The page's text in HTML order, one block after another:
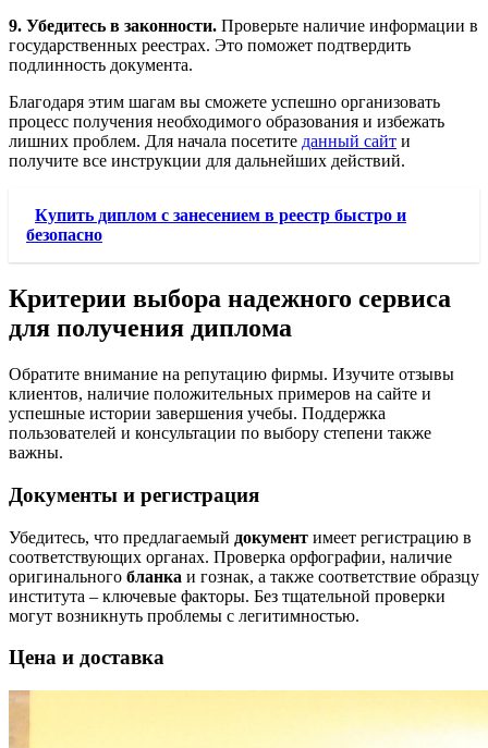
9. Убедитесь в законности. Проверьте наличие информации в
государственных реестрах. Это поможет подтвердить
подлинность документа.
Благодаря этим шагам вы сможете успешно организовать
процесс получения необходимого образования и избежать
лишних проблем. Для начала посетите данный сайт и
получите все инструкции для дальнейших действий.
Купить диплом с занесением в реестр быстро и
безопасно
Критерии выбора надежного сервиса
для получения диплома
Обратите внимание на репутацию фирмы. Изучите отзывы
клиентов, наличие положительных примеров на сайте и
успешные истории завершения учебы. Поддержка
пользователей и консультации по выбору степени также
важны.
Документы и регистрация
Убедитесь, что предлагаемый документ имеет регистрацию в
соответствующих органах. Проверка орфографии, наличие
оригинального бланка и гознак, а также соответствие образцу
института – ключевые факторы. Без тщательной проверки
могут возникнуть проблемы с легитимностью.
Цена и доставка